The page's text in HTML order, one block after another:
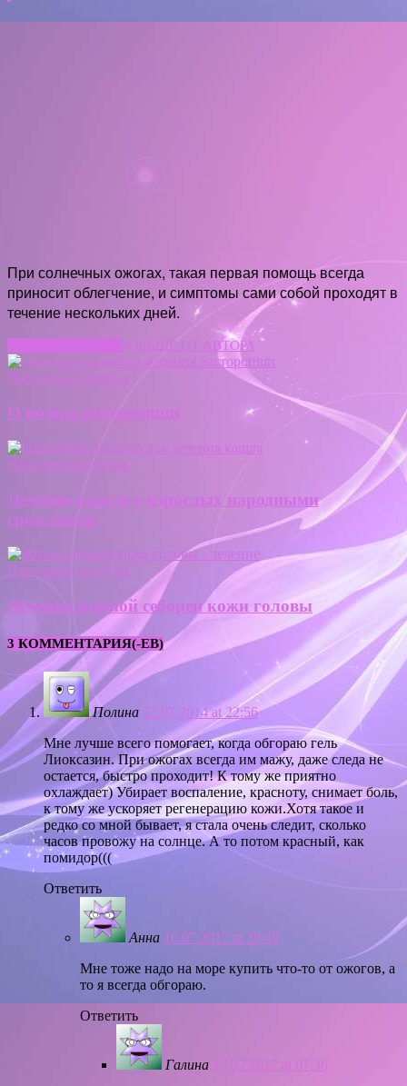
При солнечных ожогах, такая первая помощь всегда
приносит облегчение, и симптомы сами собой проходят в
течение нескольких дней.
БОЛЬШЕ ОТ АВТОРА
Народные средства
О пользе расторопши
Народные средства
Лечение кашля у взрослых народными
средствами
Народные средства
Лечение жирной себореи кожи головы
3 КОММЕНТАРИЯ(-ЕВ)
Полина 22.07.2014 at 22:56
Мне лучше всего помогает, когда обгораю гель
Лиоксазин. При ожогах всегда им мажу, даже следа не
остается, быстро проходит! К тому же приятно
охлаждает) Убирает воспаление, красноту, снимает боль,
к тому же ускоряет регенерацию кожи.Хотя такое и
редко со мной бывает, я стала очень следит, сколько
часов провожу на солнце. А то потом красный, как
помидор(((
Ответить
Анна 10.07.2017 at 20:49
Мне тоже надо на море купить что-то от ожогов, а
то я всегда обгораю.
Ответить
Галина 17.07.2017 at 07:36